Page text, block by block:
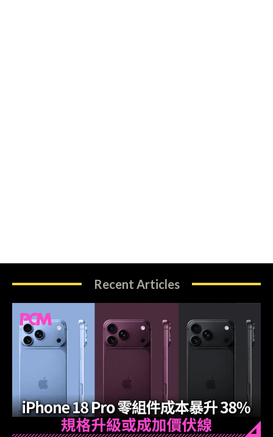
Recent Articles